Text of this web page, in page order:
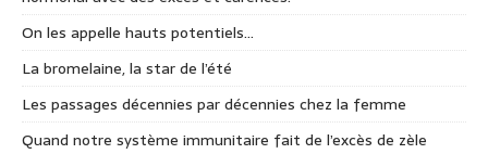
On les appelle hauts potentiels…
La bromelaine, la star de l’été
Les passages décennies par décennies chez la femme
Quand notre système immunitaire fait de l’excès de zèle